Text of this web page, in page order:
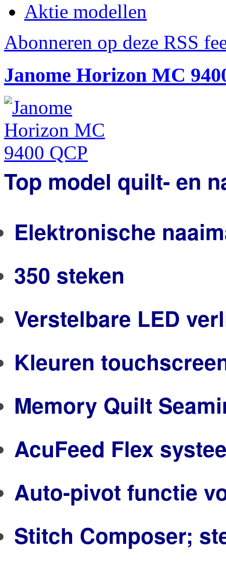
Aktie modellen
Abonneren op deze RSS
Janome Horizon MC
Top model quilt- en
Elektronische
350 steken
Verstelbare LED
Kleuren
Memory Quilt
AcuFeed Flex
Auto-pivot functie
Stitch Composer;